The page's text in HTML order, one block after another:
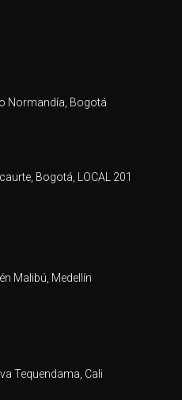
Normandía, Bogotá
Bogotá, LOCAL 201
Malibú, Medellín
Tequendama, Cali